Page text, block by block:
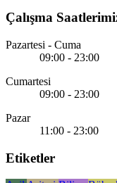
Çalışma
Pazartesi - Cuma
09:00 - 23:00
Cumartesi
09:00 - 23:00
Pazar
11:00 - 23:00
Etiketler